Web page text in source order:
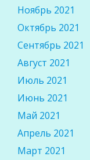
Ноябрь 2021
Октябрь 2021
Сентябрь 2021
Август 2021
Июль 2021
Июнь 2021
Май 2021
Апрель 2021
Март 2021